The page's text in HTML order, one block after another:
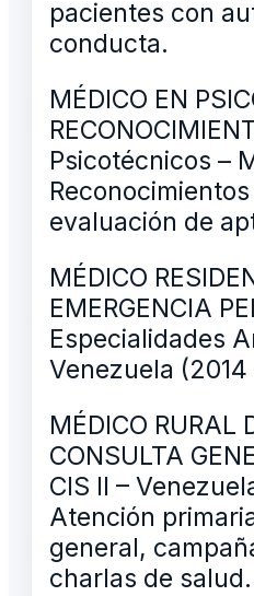
pacientes con
conducta.
MÉDICO EN
Psicotécnicos –
evaluación de
MÉDICO
EMERGENCIA
Especialidades
Venezuela (2014
MÉDICO RURAL
CONSULTA
CIS II –
Atención
general,
charlas de salud.